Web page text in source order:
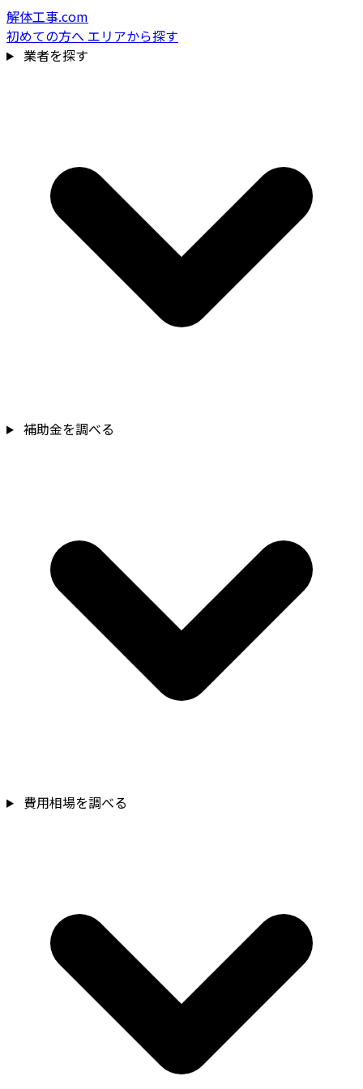
解体工事.com
初めての方へ エリアから探す
業者を探す
補助金を調べる
費用相場を調べる